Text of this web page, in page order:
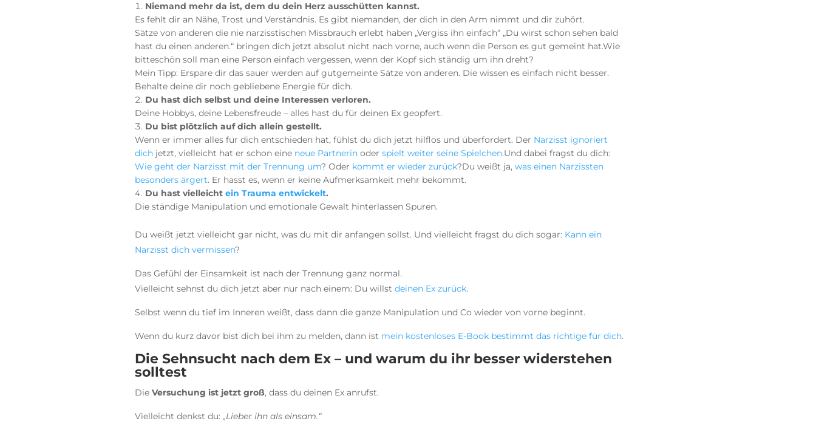
Niemand mehr da ist, dem du dein Herz ausschütten kannst.
Es fehlt dir an Nähe, Trost und Verständnis. Es gibt niemanden, der dich in den Arm nimmt und dir zuhört.
Sätze von anderen die nie narzisstischen Missbrauch erlebt haben „Vergiss ihn einfach“ „Du wirst schon sehen bald
hast du einen anderen.“ bringen dich jetzt absolut nicht nach vorne, auch wenn die Person es gut gemeint hat.Wie
bitteschön soll man eine Person einfach vergessen, wenn der Kopf sich ständig um ihn dreht?
Mein Tipp: Erspare dir das sauer werden auf gutgemeinte Sätze von anderen. Die wissen es einfach nicht besser.
Behalte deine dir noch gebliebene Energie für dich.
Du hast dich selbst und deine Interessen verloren.
Deine Hobbys, deine Lebensfreude – alles hast du für deinen Ex geopfert.
Du bist plötzlich auf dich allein gestellt.
Wenn er immer alles für dich entschieden hat, fühlst du dich jetzt hilflos und überfordert. Der Narzisst ignoriert
dich jetzt, vielleicht hat er schon eine neue Partnerin oder spielt weiter seine Spielchen.Und dabei fragst du dich:
Wie geht der Narzisst mit der Trennung um? Oder kommt er wieder zurück?Du weißt ja, was einen Narzissten
besonders ärgert. Er hasst es, wenn er keine Aufmerksamkeit mehr bekommt.
Du hast vielleicht ein Trauma entwickelt.
Die ständige Manipulation und emotionale Gewalt hinterlassen Spuren.
Du weißt jetzt vielleicht gar nicht, was du mit dir anfangen sollst. Und vielleicht fragst du dich sogar: Kann ein
Narzisst dich vermissen?
Das Gefühl der Einsamkeit ist nach der Trennung ganz normal.
Vielleicht sehnst du dich jetzt aber nur nach einem: Du willst deinen Ex zurück.
Selbst wenn du tief im Inneren weißt, dass dann die ganze Manipulation und Co wieder von vorne beginnt.
Wenn du kurz davor bist dich bei ihm zu melden, dann ist mein kostenloses E-Book bestimmt das richtige für dich.
Die Sehnsucht nach dem Ex – und warum du ihr besser widerstehen
solltest
Die Versuchung ist jetzt groß, dass du deinen Ex anrufst.
Vielleicht denkst du: „Lieber ihn als einsam.“